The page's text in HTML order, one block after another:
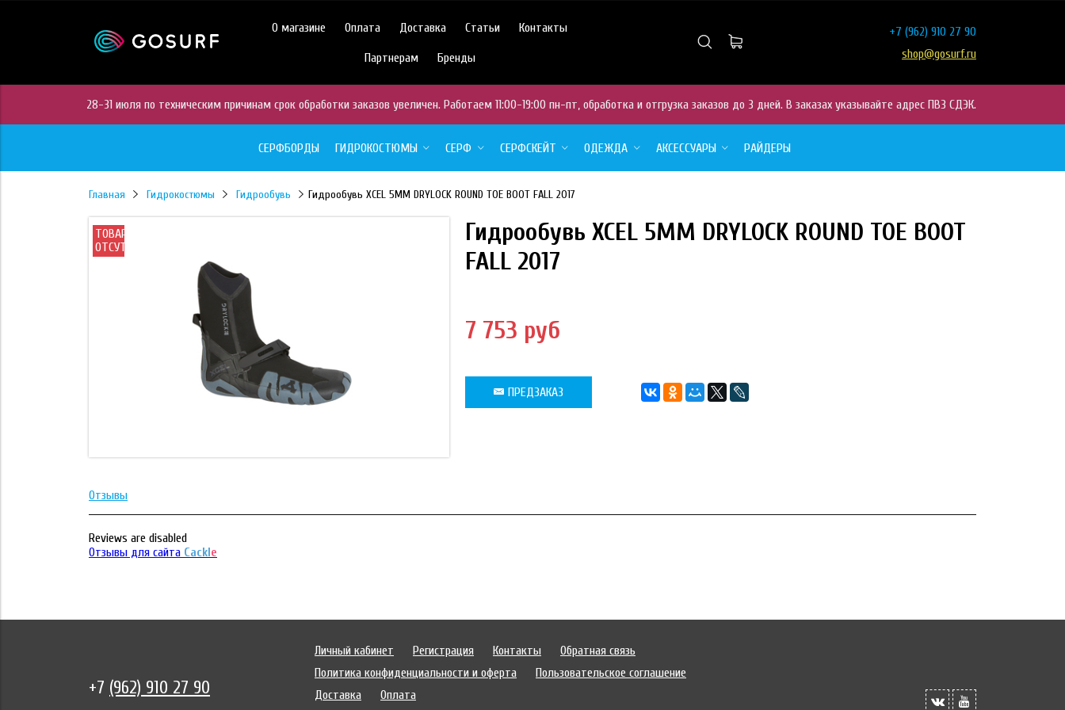
О магазине Оплата Доставка Статьи Контакты
Партнерам Бренды
+7 (962) 910 27 90
shop@gosurf.ru
28-31 июля по техническим причинам срок обработки заказов увеличен. Работаем 11:00-19:00 пн-пт, обработка и отгрузка заказов до 3 дней. В заказах указывайте адрес ПВЗ СДЭК.
СЕРФБОРДЫ ГИДРОКОСТЮМЫ СЕРФ СЕРФСКЕЙТ ОДЕЖДА АКСЕССУАРЫ РАЙДЕРЫ
Главная Гидрокостюмы Гидрообувь Гидрообувь XCEL 5MM DRYLOCK ROUND TOE BOOT FALL 2017
ТОВАР
ОТСУТСТВУЕТ
Гидрообувь XCEL 5MM DRYLOCK ROUND TOE BOOT
FALL 2017
7 753 руб
ПРЕДЗАКАЗ
Отзывы
Reviews are disabled
Отзывы для сайта Cackl e
+7 (962) 910 27 90
Личный кабинет Регистрация Контакты
Обратная связь
Политика конфиденциальности и оферта
Пользовательское соглашение
Доставка
Оплата